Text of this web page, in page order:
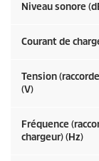
Niveau sonore
Courant de
Tension
(V)
Fréquence
chargeur) (Hz)